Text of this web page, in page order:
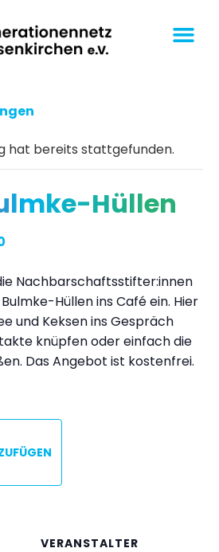
hat bereits stattgefunden.
Hüllen
Nachbarschaftsstifter:innen
Hüllen ins Café ein. Hier
und Keksen ins Gespräch
knüpfen oder einfach die
Das Angebot ist kostenfrei.
VERANSTALTER